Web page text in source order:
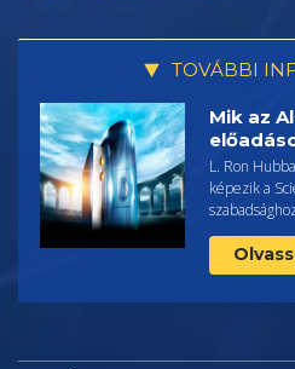
TOVÁBBI
Mik az
L. Ron
képezik a